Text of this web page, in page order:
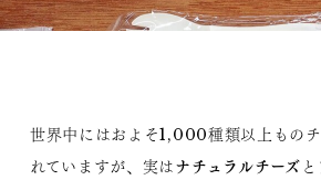
世界中にはおよそ1,000種類以上もの
れていますが、実はナチュラルチーズ と